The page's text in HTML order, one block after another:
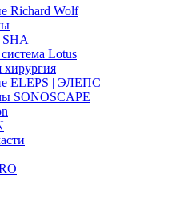
Richard Wolf
SHA
система Lotus
хирургия
ELEPS | ЭЛЕПС
SONOSCAPE